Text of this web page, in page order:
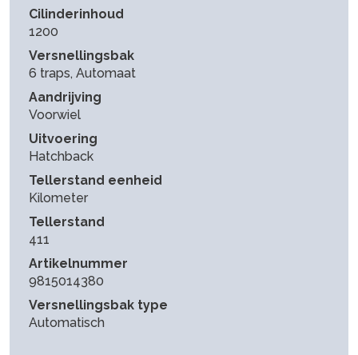
Cilinderinhoud
1200
Versnellingsbak
6 traps, Automaat
Aandrijving
Voorwiel
Uitvoering
Hatchback
Tellerstand eenheid
Kilometer
Tellerstand
411
Artikelnummer
9815014380
Versnellingsbak type
Automatisch